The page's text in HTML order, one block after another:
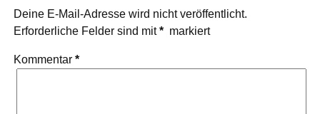
Deine E-Mail-Adresse wird nicht veröffentlicht.
Erforderliche Felder sind mit* markiert
Kommentar *